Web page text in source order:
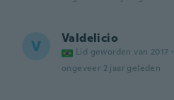
V Valdelicio
Lid geworden van 2017 ·
ongeveer 2 jaar geleden